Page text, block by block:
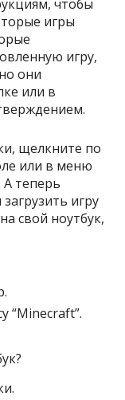
чтобы
игры
игру,
они
или в
щелкните по
или в меню
А теперь
игру
свой ноутбук,
“Minecraft”.